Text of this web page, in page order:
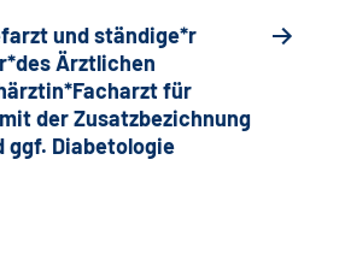
und ständige*r
Ärztlichen
für
der Zusatzbezichnung
ggf. Diabetologie